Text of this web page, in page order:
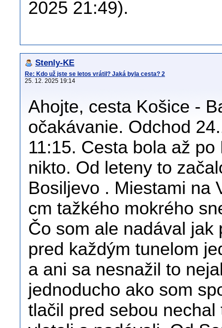
2025 21:49).
Stenly-KE
Re: Kdo už jste se letos vrátil? Jaká byla cesta? 2
25. 12. 2025 19:14
Ahojte, cesta Košice -
očakávanie. Odchod
11:15. Cesta bola až
nikto. Od leteny to
Bosiljevo . Miestami na
cm tažkého mokrého
Čo som ale nadával jak
pred každým tunelom
a ani sa nesnažil to
jednoducho ako som
tlačil pred sebou